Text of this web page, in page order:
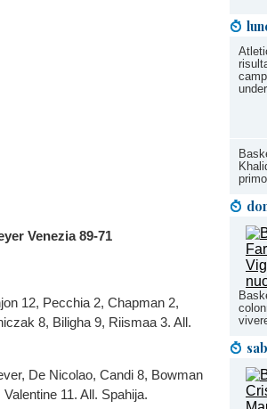
Venezia 89-71
12, Pecchia 2, Chapman 2,
8, Biligha 9, Riismaa 3. All.
De Nicolao, Candi 8, Bowman
11. All. Spahija.